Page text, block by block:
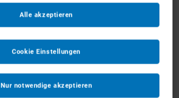
Nur notwendige akzeptieren
Alle akzeptieren
Cookie Einstellungen